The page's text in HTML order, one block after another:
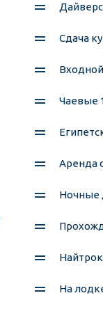
Сдача
Чаевые
Аренда
Ночные
На